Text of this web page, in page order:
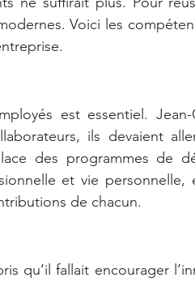
Voici les
est essentiel.
ils devaient
des programmes de
et vie personnelle,
de chacun.
qu’il fallait encourager